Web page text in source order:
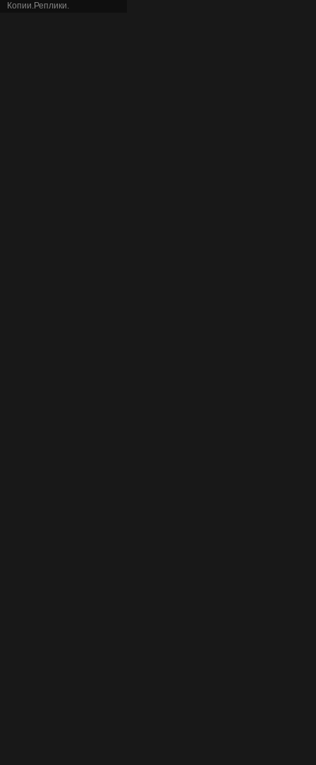
Копии.Реплики.